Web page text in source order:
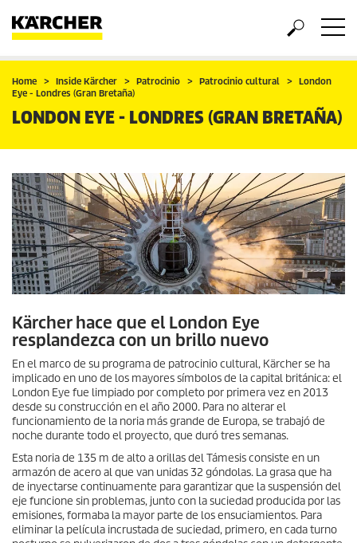
Home Inside Kärcher Patrocinio Patrocinio cultural
London
Eye - Londres (Gran Bretaña)
LONDON EYE - LONDRES (GRAN BRETAÑA)
Kärcher hace que el London Eye
resplandezca con un brillo nuevo
En el marco de su programa de patrocinio cultural, Kärcher se ha
implicado en uno de los mayores símbolos de la capital británica: el
London Eye fue limpiado por completo por primera vez en 2013
desde su construcción en el año 2000. Para no alterar el
funcionamiento de la noria más grande de Europa, se trabajó de
noche durante todo el proyecto, que duró tres semanas.
Esta noria de 135 m de alto a orillas del Támesis consiste en un
armazón de acero al que van unidas 32 góndolas. La grasa que ha
de inyectarse continuamente para garantizar que la suspensión del
eje funcione sin problemas, junto con la suciedad producida por las
emisiones, formaba la mayor parte de los ensuciamientos. Para
eliminar la película incrustada de suciedad, primero, en cada turno